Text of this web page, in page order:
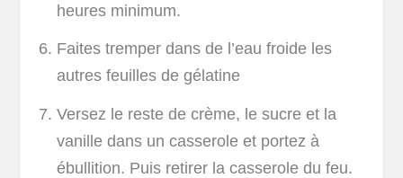
heures minimum.
Faites tremper dans de l’eau froide les
autres feuilles de gélatine
Versez le reste de crème, le sucre et la
vanille dans un casserole et portez à
ébullition. Puis retirer la casserole du feu.